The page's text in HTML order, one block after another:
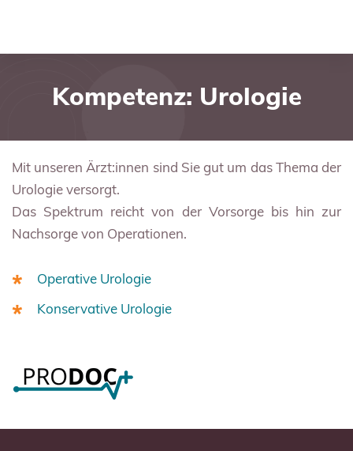
Kompetenz: Urologie
Mit unseren Ärzt:innen sind Sie gut um das Thema der
Urologie versorgt.
Das Spektrum reicht von der Vorsorge bis hin zur
Nachsorge von Operationen.
Operative Urologie
Konservative Urologie